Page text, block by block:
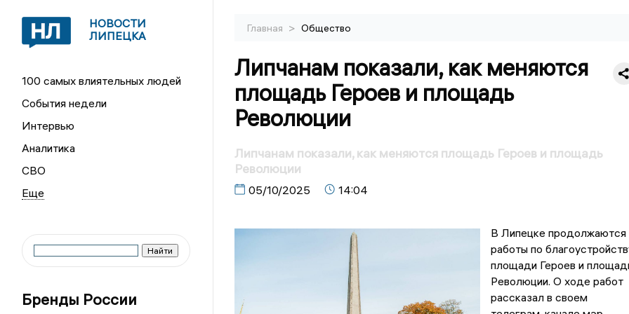
НОВОСТИ
ЛИПЕЦКА
100 самых влиятельных людей
События недели
Интервью
Аналитика
СВО
Бренды России
Главная > Общество
Липчанам показали, как меняются
площадь Героев и площадь
Революции
Липчанам показали, как меняются площадь Героев и площадь
Революции
05/10/2025 14:04
В Липецке продолжаются
работы по
площади Героев и
Революции. О ходе работ
рассказал в своем